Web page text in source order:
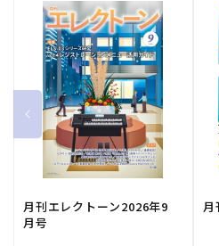
月刊エレクトーン2026年9
月号
月